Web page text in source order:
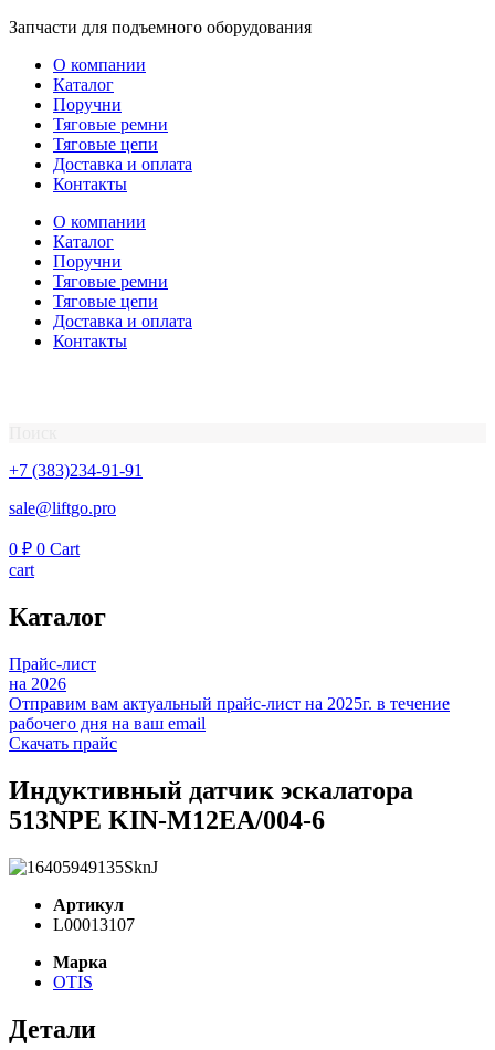
Перейти
содержимому
Запчасти для подъемного оборудования
О компании
Каталог
Поручни
Тяговые ремни
Тяговые цепи
Доставка и оплата
Контакты
О компании
Каталог
Поручни
Тяговые ремни
Тяговые цепи
Доставка и оплата
Контакты
+7 (383)234-91-91
sale@liftgo.pro
0 ₽ 0 Cart
cart
Каталог
Прайс-лист
на 2026
Отправим вам актуальный прайс-лист на 2025г. в течение
рабочего дня на ваш email
Скачать прайс
Индуктивный датчик эскалатора
513NPE KIN-M12EA/004-6
Артикул
L00013107
Марка
OTIS
Детали